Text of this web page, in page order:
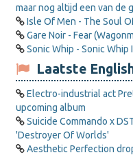
maar nog altijd een van de
Isle Of Men - The Soul
Gare Noir - Fear
Sonic Whip - Sonic Whip
Laatste
Electro-industrial act
upcoming album
Suicide Commando x
'Destroyer Of Worlds'
Aesthetic Perfection